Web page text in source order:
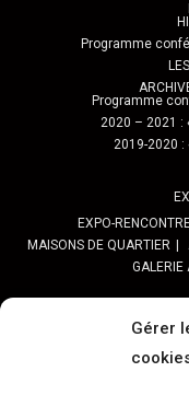
Gérer
Programme
Programme
2020 – 2021 :
2019-2020 :
EXPO-
MAISONS DE QUARTIER
GALERIE